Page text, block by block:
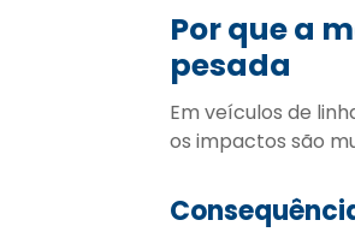
Por que a
pesada
Em veículos de
os impactos são